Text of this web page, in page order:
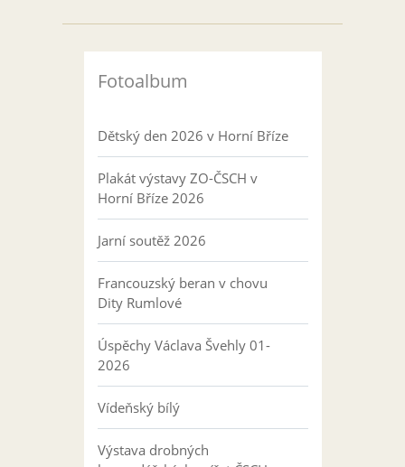
Fotoalbum
Dětský den 2026 v Horní Bříze
Plakát výstavy ZO-ČSCH v
Horní Bříze 2026
Jarní soutěž 2026
Francouzský beran v chovu
Dity Rumlové
Úspěchy Václava Švehly 01-
2026
Vídeňský bílý
Výstava drobných